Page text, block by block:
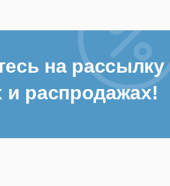
на рассылку
и распродажах!